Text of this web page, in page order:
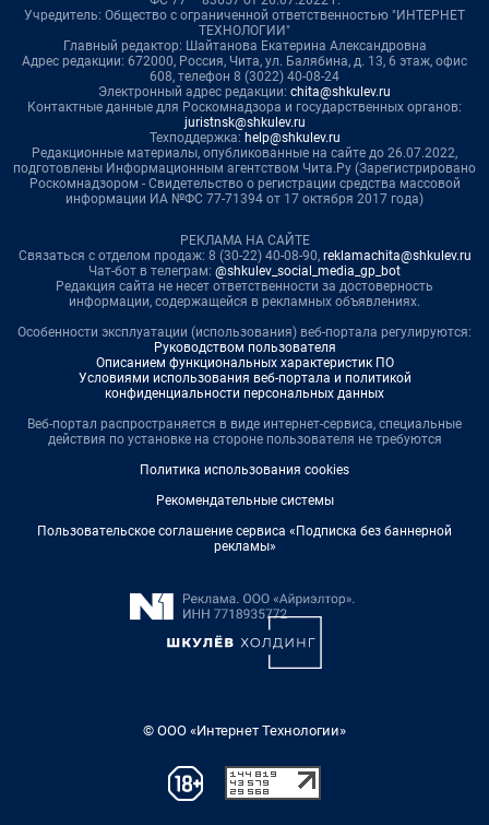
Учредитель: Общество с ограниченной ответственностью "ИНТЕРНЕТ
ТЕХНОЛОГИИ"
Главный редактор: Шайтанова Екатерина Александровна
Адрес редакции: 672000, Россия, Чита, ул. Балябина, д. 13, 6 этаж, офис
608, телефон 8 (3022) 40-08-24
Электронный адрес редакции: chita@shkulev.ru
Контактные данные для Роскомнадзора и государственных органов:
juristnsk@shkulev.ru
Техподдержка: help@shkulev.ru
Редакционные материалы, опубликованные на сайте до 26.07.2022,
подготовлены Информационным агентством Чита.Ру (Зарегистрировано
Роскомнадзором - Свидетельство о регистрации средства массовой
информации ИА №ФС 77-71394 от 17 октября 2017 года)
РЕКЛАМА НА САЙТЕ
Связаться с отделом продаж: 8 (30-22) 40-08-90, reklamachita@shkulev.ru
Чат-бот в телеграм: @shkulev_social_media_gp_bot
Редакция сайта не несет ответственности за достоверность
информации, содержащейся в рекламных объявлениях.
Особенности эксплуатации (использования) веб-портала регулируются:
Руководством пользователя
Описанием функциональных характеристик ПО
Условиями использования веб-портала и политикой
конфиденциальности персональных данных
Веб-портал распространяется в виде интернет-сервиса, специальные
действия по установке на стороне пользователя не требуются
Политика использования cookies
Рекомендательные системы
Пользовательское соглашение сервиса «Подписка без баннерной
рекламы»
© ООО «Интернет Технологии»